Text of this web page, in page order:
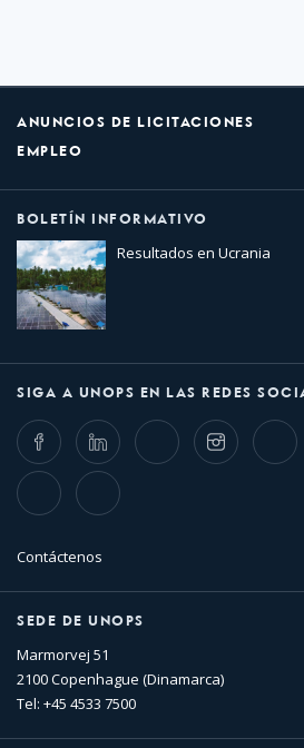
ANUNCIOS DE LICITACIONES
EMPLEO
BOLETÍN INFORMATIVO
Resultados en Ucrania
SIGA A UNOPS EN LAS REDES
FacebookLinkedIn Twitter Instagram
TikTok Flickr
Contáctenos
SEDE DE UNOPS
Marmorvej 51
2100 Copenhague (Dinamarca)
Tel: +45 4533 7500